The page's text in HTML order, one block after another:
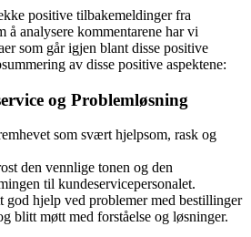
positive tilbakemeldinger fra
å analysere kommentarene har vi
som går igjen blant disse positive
av disse positive aspektene:
og Problemløsning
som svært hjelpsom, rask og
den vennlige tonen og den
til kundeservicepersonalet.
god hjelp ved problemer med bestillinger
blitt møtt med forståelse og løsninger.